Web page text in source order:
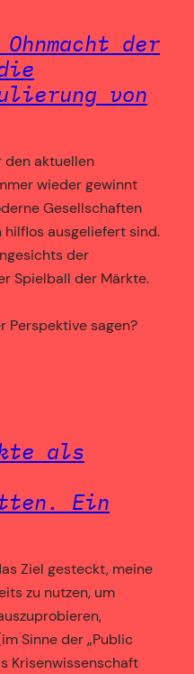
der
von
den aktuellen
wieder gewinnt
Gesellschaften
ausgeliefert sind.
der
Spielball der Märkte.
sagen?
als
Ein
Ziel gesteckt, meine
zu nutzen, um
Sinne der „Public
Krisenwissenschaft